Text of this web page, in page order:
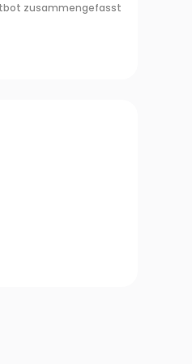
zusammengefasst